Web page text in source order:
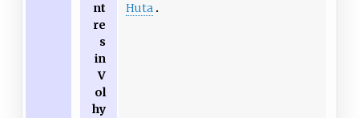
nt
re
s
in
V
ol
hy
Huta